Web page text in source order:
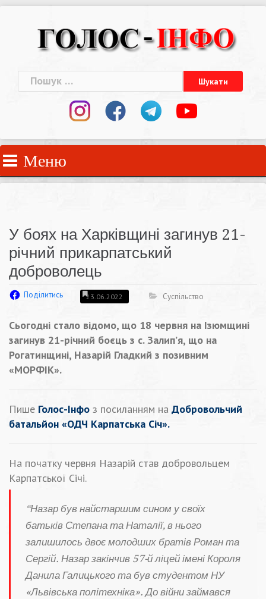
Пошук:
Меню
У боях на Харківщині загинув 21-
річний прикарпатський
доброволець
Поділитись 23.06.2022 Суспільство
Сьогодні стало відомо, що 18 червня на Ізюмщині
загинув 21-річний боєць з с. Залип’я, що на
Рогатинщині, Назарій Гладкий з позивним
«МОРФІК».
Пише Голос-Інфо з посиланням на Добровольчий
батальйон «ОДЧ Карпатська Січ».
На початку червня Назарій став добровольцем
Карпатської Січі.
“Назар був найстаршим сином у своїх
батьків Степана та Наталії, в нього
залишилось двоє молодших братів Роман та
Сергій. Назар закінчив 57-й ліцей імені Короля
Данила Галицького та був студентом НУ
«Львівська політехніка». До війни займався